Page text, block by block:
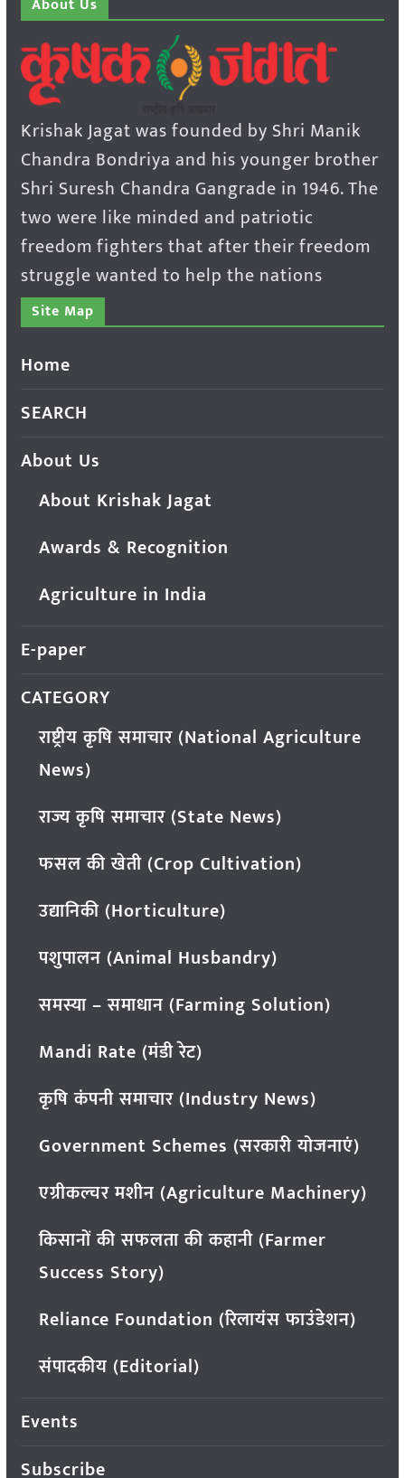
About Us
Krishak Jagat was founded by Shri Manik
Chandra Bondriya and his younger brother
Shri Suresh Chandra Gangrade in 1946. The
two were like minded and patriotic
freedom fighters that after their freedom
struggle wanted to help the nations
Site Map
Home
SEARCH
About Us
About Krishak Jagat
Awards & Recognition
Agriculture in India
E-paper
CATEGORY
राष्ट्रीय कृषि समाचार (National Agriculture
News)
राज्य कृषि समाचार (State News)
फसल की खेती (Crop Cultivation)
उद्यानिकी (Horticulture)
पशुपालन (Animal Husbandry)
समस्या – समाधान (Farming Solution)
Mandi Rate (मंडी रेट)
कृषि कंपनी समाचार (Industry News)
Government Schemes (सरकारी योजनाएं)
एग्रीकल्चर मशीन (Agriculture Machinery)
किसानों की सफलता की कहानी (Farmer
Success Story)
Reliance Foundation (रिलायंस फाउंडेशन)
संपादकीय (Editorial)
Events
Subscribe